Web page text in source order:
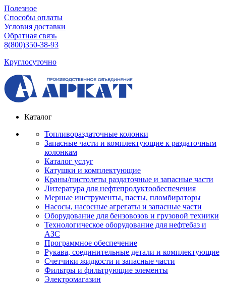
Полезное
Способы оплаты
Условия доставки
Обратная связь
8(800)350-38-93
Круглосуточно
Каталог
Топливораздаточные колонки
Запасные части и комплектующие к раздаточным
колонкам
Каталог услуг
Катушки и комплектующие
Краны/пистолеты раздаточные и запасные части
Литература для нефтепродуктообеспечения
Мерные инструменты, пасты, пломбираторы
Насосы, насосные агрегаты и запасные части
Оборудование для бензовозов и грузовой техники
Технологическое оборудование для нефтебаз и
АЗС
Программное обеспечение
Рукава, соединительные детали и комплектующие
Счетчики жидкости и запасные части
Фильтры и фильтрующие элементы
Электромагазин